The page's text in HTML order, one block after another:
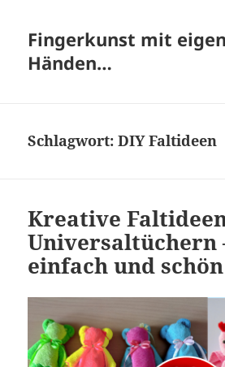
Fingerkunst mit
Händen…
Schlagwort:DIY Faltideen
Kreative
Universaltüchern
einfach und